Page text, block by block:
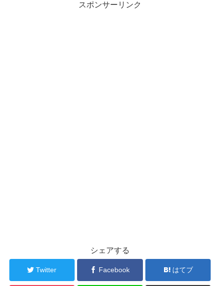
スポンサーリンク
シェアする
Twitter Facebook はてブ